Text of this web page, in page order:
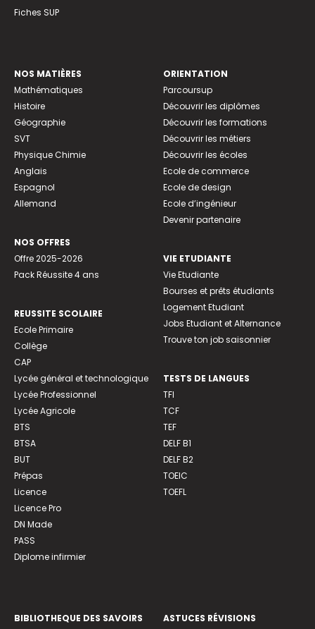
Fiches SUP
NOS MATIÈRES
Mathématiques
Histoire
Géographie
SVT
Physique Chimie
Anglais
Espagnol
Allemand
NOS OFFRES
Offre 2025-2026
Pack Réussite 4 ans
REUSSITE SCOLAIRE
Ecole Primaire
Collège
CAP
Lycée général et technologique
Lycée Professionnel
Lycée Agricole
BTS
BTSA
BUT
Prépas
Licence
Licence Pro
DN Made
PASS
Diplome infirmier
ORIENTATION
Parcoursup
Découvrir les diplômes
Découvrir les formations
Découvrir les métiers
Découvrir les écoles
Ecole de commerce
Ecole de design
Ecole d’ingénieur
Devenir partenaire
VIE ETUDIANTE
Vie Etudiante
Bourses et prêts étudiants
Logement Etudiant
Jobs Etudiant et Alternance
Trouve ton job saisonnier
TESTS DE LANGUES
TFI
TCF
TEF
DELF B1
DELF B2
TOEIC
TOEFL
BIBLIOTHEQUE DES SAVOIRS
ASTUCES RÉVISIONS